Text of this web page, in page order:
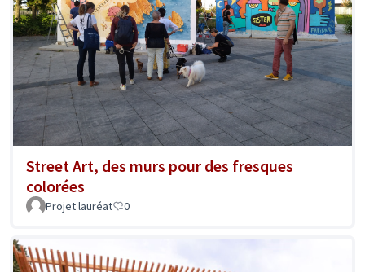
Street Art, des murs pour des fresques
colorées
Projet lauréat 0